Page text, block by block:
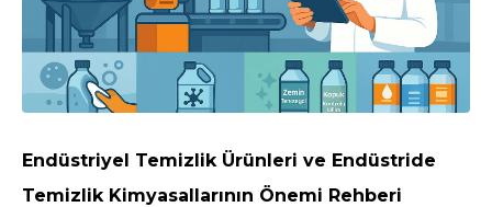
Endüstriyel Temizlik Ürünleri ve Endüstride
Temizlik Kimyasallarının Önemi Rehberi